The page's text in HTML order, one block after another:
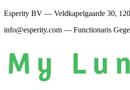
Esperity BV — Veldkapelgaarde 30,
info@esperity.com — Functionaris